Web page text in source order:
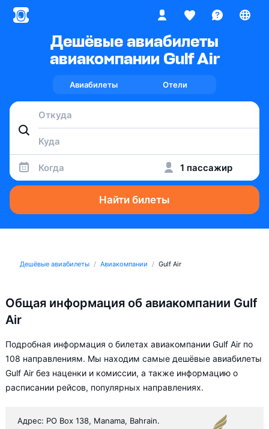
Дешёвые авиабилеты
авиакомпании Gulf Air
Авиабилеты Отели
Когда 1 пассажир
Найти билеты
Дешёвые авиабилеты Авиакомпании Gulf Air
Общая информация об авиакомпании Gulf
Air
Подробная информация о билетах авиакомпании Gulf Air по
108 направлениям. Мы находим самые дешёвые авиабилеты
Gulf Air без наценки и комиссии, а также информацию о
расписании рейсов, популярных направлениях.
Адрес: PO Box 138, Manama, Bahrain.